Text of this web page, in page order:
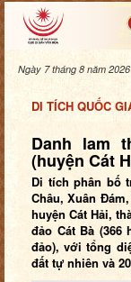
Ngày 7 tháng 8 năm 2026
DI TÍCH QUỐC
Danh lam
(huyện Cát
Di tích phân bố
Châu, Xuân
huyện Cát Hải,
đảo Cát Bà (366
đảo), với tổng
đất tự nhiên và